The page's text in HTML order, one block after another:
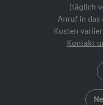
(täglich
Anruf in das
Kosten
Kontakt